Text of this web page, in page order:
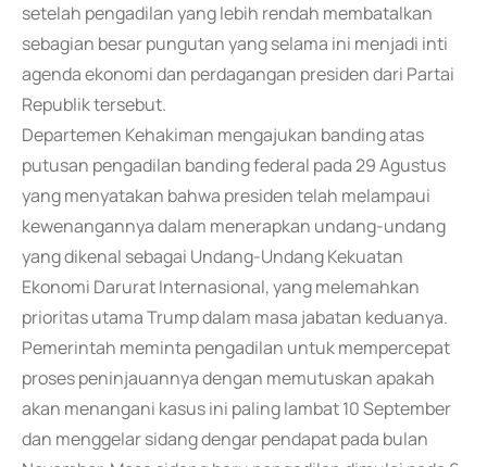
setelah pengadilan yang lebih rendah membatalkan
sebagian besar pungutan yang selama ini menjadi inti
agenda ekonomi dan perdagangan presiden dari Partai
Republik tersebut.
Departemen Kehakiman mengajukan banding atas
putusan pengadilan banding federal pada 29 Agustus
yang menyatakan bahwa presiden telah melampaui
kewenangannya dalam menerapkan undang-undang
yang dikenal sebagai Undang-Undang Kekuatan
Ekonomi Darurat Internasional, yang melemahkan
prioritas utama Trump dalam masa jabatan keduanya.
Pemerintah meminta pengadilan untuk mempercepat
proses peninjauannya dengan memutuskan apakah
akan menangani kasus ini paling lambat 10 September
dan menggelar sidang dengar pendapat pada bulan